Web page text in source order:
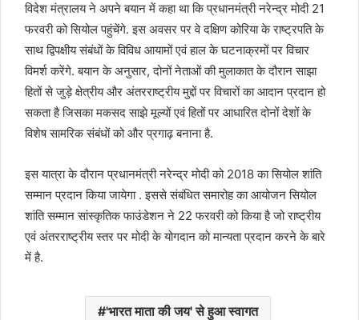
विदेश मंत्रालय ने अपने बयान में कहा था कि प्रधानमंत्री नरेन्द्र मोदी 21
फरवरी को सियोल पहुंचेंगे. इस अवसर पर वे दक्षिण कोरिया के राष्ट्रपति के
साथ द्विपक्षीय संबंधों के विविध आयामों एवं हाल के घटनाक्रमों पर विचार
विमर्श करेंगे. बयान के अनुसार, दोनों नेताओं की मुलाकात के दौरान साझा
हितों से जुड़े क्षेत्रीय और अंतरराष्ट्रीय मुद्दों पर विचारों का आदान प्रदान हो
सकता है जिसका मकसद साझे मूल्यों एवं हितों पर आधारित दोनों देशों के
विशेष सामरिक संबंधों को और प्रगाढ़ बनाना है.
इस यात्रा के दौरान प्रधानमंत्री नरेन्द्र मोदी को 2018 का सियोल शांति
सम्मान प्रदान किया जायेगा . इससे संबंधित समारोह का आयोजन सियोल
शांति सम्मान सांस्कृतिक फाउंडेशन ने 22 फरवरी को किया है जो राष्ट्रीय
एवं अंतरराष्ट्रीय स्तर पर मोदी के योगदान को मान्यता प्रदान करने के बारे
में है.
'भारत माता की जय' से हुआ स्‍वागत